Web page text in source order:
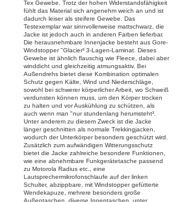
Tex Gewebe. Trotz der hohen Widerstandsfähigkeit
fühlt das Material sich angenehm weich an und ist
dadurch leiser als steifere Gewebe. Das
Testexemplar war sinnvollerweise mattschwarz, die
Jacke ist jedoch auch in anderen Farben lieferbar.
Die herausnehmbare Innenjacke besteht aus Gore-
Windstopper "Glacier³ 3-Lagen-Laminat. Dieses
Gewebe ist ähnlich flauschig wie Fleece, dabei aber
winddicht und gleichzeitig atmungsaktiv. Bei
Außendrehs bietet diese Kombination optimalen
Schutz gegen Kälte, Wind und Niederschläge,
sowohl bei schwerer körperlicher Arbeit, wo Schweiß
verdunsten können muss, um den Körper trocken
zu halten und vor Auskühlung zu schützen, als
auch wenn man "nur stundenlang herumsteht³.
Unter anderem zu diesem Zweck ist die Jacke
länger geschnitten als normale Trekkingjacken,
wodurch der Unterkörper besonders geschützt wird.
Zusätzlich zum aufwändigen Witterungsschutz
bietet die Jacke zahlreiche besondere Funktionen,
wie eine abnehmbare Funkgerätetasche passend
zu Motorola Radius etc., eine
Lautsprechermikrofonschlaufe auf der linken
Schulter, abzippbare, mit Windstopper gefütterte
Wendekapuze, mehrere besonders große
Außentaschen, diverse Innentaschen, unter